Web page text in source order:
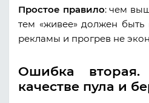
Простое правило: чем
тем «живее» должен быть
рекламы и прогрев не
Ошибка
качестве пула и